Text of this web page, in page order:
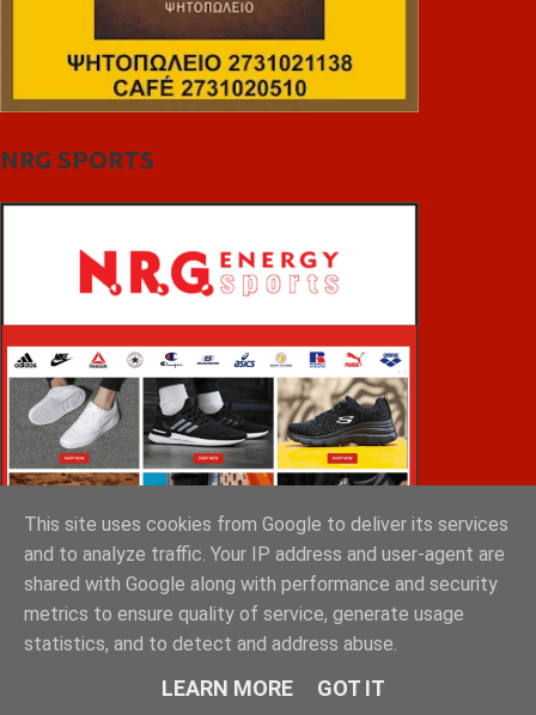
NRG SPORTS
This site uses cookies from Google to deliver its services
and to analyze traffic. Your IP address and user-agent are
shared with Google along with performance and security
metrics to ensure quality of service, generate usage
statistics, and to detect and address abuse.
LEARN MORE GOT IT